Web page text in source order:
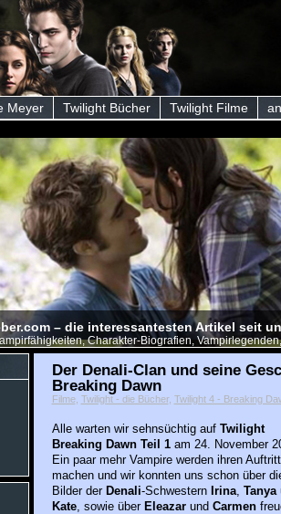
Meyer Twilight Bücher Twilight Filme
– die interessantesten Artikel seit
Charakter-Biografien,
Der Denali-Clan und seine
Breaking Dawn
Filme, Twilight - die Bücher, Twilight 4 - Breaking
Alle warten wir sehnsüchtig aufTwilight
Breaking Dawn Teil 1am 24. November
Ein paar mehr Vampire werden ihren Auftritt
machen und wir konnten uns schon über
Bilder der Denali-Schwestern Irina, Tanya
Kate, sowie über Eleazar und Carmen